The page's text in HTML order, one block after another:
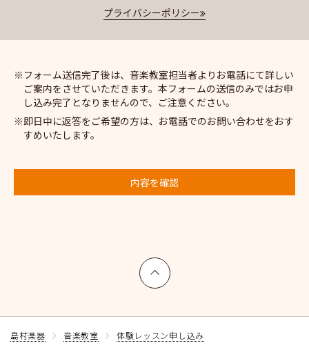
プライバシーポリシー
フォーム送信完了後は、音楽教室担当者よりお電話にて詳しい
ご案内をさせていただきます。本フォームの送信のみではお申
し込み完了となりませんので、ご注意ください。
即日中に返答をご希望の方は、お電話でのお問い合わせをおす
すめいたします。
内容を確認
上へ戻る
島村楽器 音楽教室 体験レッスン申し込み